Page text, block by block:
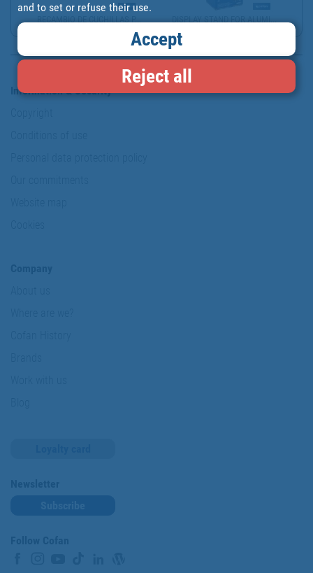
RECAMBIO DE CUCHILLAS P... DISPLAY STAND FOR ALUMI...
Information & Security
and to set or refuse their use.
Accept
Reject all